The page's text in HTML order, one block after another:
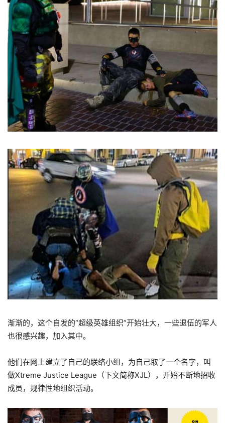
渐渐的，这个自发的“超级英雄组织”开始壮大，一些退伍的军人
也很感兴趣，加入其中。
他们在网上建立了自己的联络小组，为自己取了一个名字，叫
做Xtreme Justice League（下文简称XJL），开始不断地招收
成员，规律性地组织活动。